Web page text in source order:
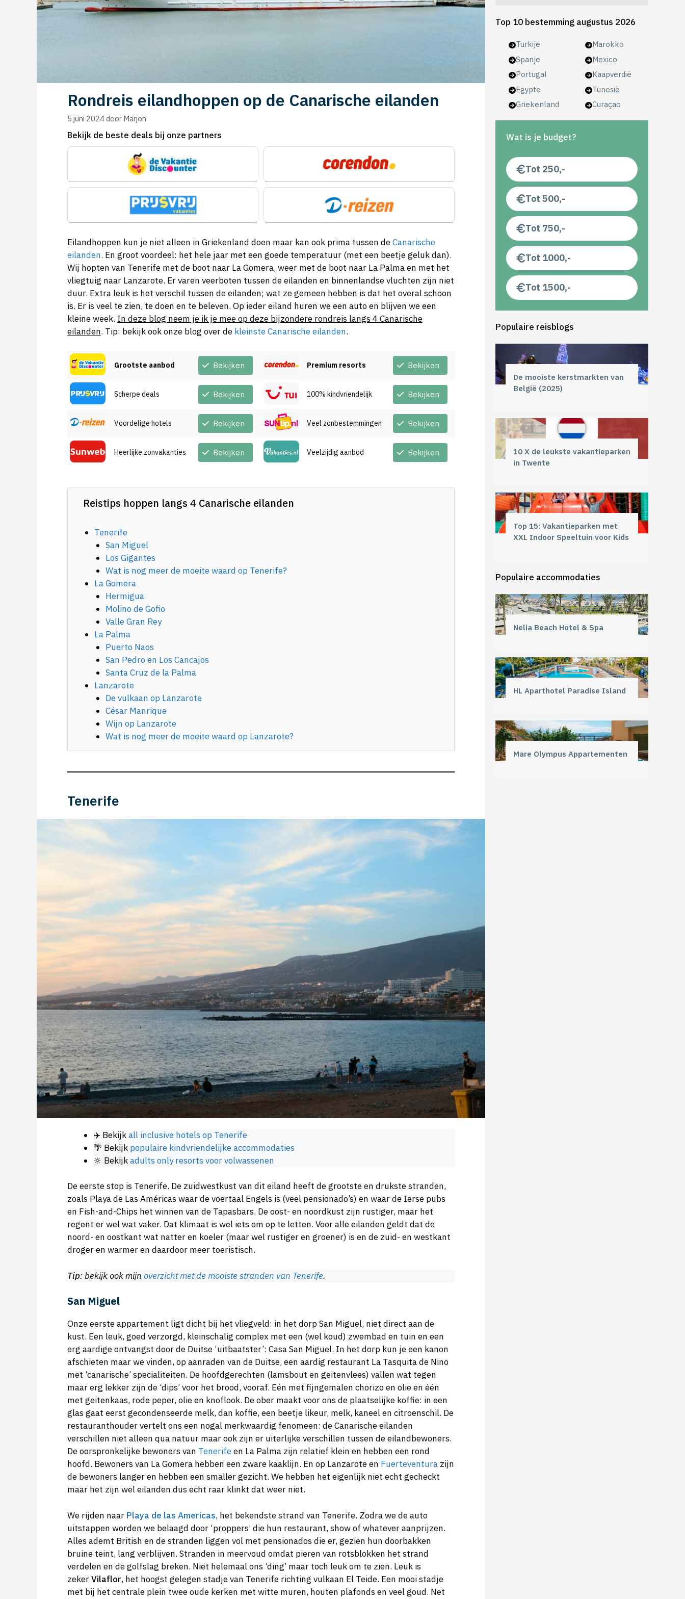
Rondreis eilandhoppen op de Canarische eilanden
5 juni 2024door Marjon
Bekijk de beste deals bij onze partners
Eilandhoppen kun je niet alleen in Griekenland doen maar kan ook prima tussen deCanarische
eilanden. En groot voordeel: het hele jaar met een goede temperatuur (met een beetje geluk dan).
Wij hopten van Tenerife met de boot naar La Gomera, weer met de boot naar La Palma en met het
vliegtuig naar Lanzarote. Er varen veerboten tussen de eilanden en binnenlandse vluchten zijn niet
duur. Extra leuk is het verschil tussen de eilanden; wat ze gemeen hebben is dat het overal schoon
is. Er is veel te zien, te doen en te beleven. Op ieder eiland huren we een auto en blijven we een
kleine week. In deze blog neem je ik je mee op deze bijzondere rondreis langs 4 Canarische
eilanden. Tip: bekijk ook onze blog over de kleinste Canarische eilanden.
Grootste aanbod Bekijken
Scherpe deals Bekijken
Voordelige hotels Bekijken
Heerlijke zonvakanties Bekijken
Premium resorts Bekijken
100% kindvriendelijk Bekijken
Veel zonbestemmingen Bekijken
Veelzijdig aanbod Bekijken
Reistips hoppen langs 4 Canarische eilanden
Tenerife
San Miguel
Los Gigantes
Wat is nog meer de moeite waard op Tenerife?
La Gomera
Hermigua
Molino de Gofio
Valle Gran Rey
La Palma
Puerto Naos
San Pedro en Los Cancajos
Santa Cruz de la Palma
Lanzarote
De vulkaan op Lanzarote
César Manrique
Wijn op Lanzarote
Wat is nog meer de moeite waard op Lanzarote?
Tenerife
✈️ Bekijkall inclusive hotels op Tenerife
🌴 Bekijk populaire kindvriendelijke accommodaties
🔆 Bekijkadults only resorts voor volwassenen
De eerste stop is Tenerife. De zuidwestkust van dit eiland heeft de grootste en drukste stranden,
zoals Playa de Las Américas waar de voertaal Engels is (veel pensionado’s) en waar de Ierse pubs
en Fish-and-Chips het winnen van de Tapasbars. De oost- en noordkust zijn rustiger, maar het
regent er wel wat vaker. Dat klimaat is wel iets om op te letten. Voor alle eilanden geldt dat de
noord- en oostkant wat natter en koeler (maar wel rustiger en groener) is en de zuid- en westkant
droger en warmer en daardoor meer toeristisch.
Tip: bekijk ook mijn overzicht met de mooiste stranden van Tenerife.
San Miguel
Onze eerste appartement ligt dicht bij het vliegveld: in het dorp San Miguel, niet direct aan de
kust. Een leuk, goed verzorgd, kleinschalig complex met een (wel koud) zwembad en tuin en een
erg aardige ontvangst door de Duitse ‘uitbaatster’: Casa San Miguel. In het dorp kun je een kanon
afschieten maar we vinden, op aanraden van de Duitse, een aardig restaurant La Tasquita de Nino
met ‘canarische’ specialiteiten. De hoofdgerechten (lamsbout en geitenvlees) vallen wat tegen
maar erg lekker zijn de ‘dips’ voor het brood, vooraf. Eén met fijngemalen chorizo en olie en één
met geitenkaas, rode peper, olie en knoflook. De ober maakt voor ons de plaatselijke koffie: in een
glas gaat eerst gecondenseerde melk, dan koffie, een beetje likeur, melk, kaneel en citroenschil. De
restauranthouder vertelt ons een nogal merkwaardig fenomeen: de Canarische eilanden
verschillen niet alleen qua natuur maar ook zijn er uiterlijke verschillen tussen de eilandbewoners.
De oorspronkelijke bewoners van Tenerifeen La Palma zijn relatief klein en hebben een rond
hoofd. Bewoners van La Gomera hebben een zware kaaklijn. En op Lanzarote en Fuerteventura zijn
de bewoners langer en hebben een smaller gezicht. We hebben het eigenlijk niet echt gecheckt
maar het zijn wel eilanden dus echt raar klinkt dat weer niet.
We rijden naar Playa de las Americas, het bekendste strand van Tenerife. Zodra we de auto
uitstappen worden we belaagd door ‘proppers’ die hun restaurant, show of whatever aanprijzen.
Alles ademt British en de stranden liggen vol met pensionados die er, gezien hun doorbakken
bruine teint, lang verblijven. Stranden in meervoud omdat pieren van rotsblokken het strand
verdelen en de golfslag breken. Niet helemaal ons ‘ding’ maar toch leuk om te zien. Leuk is
zekerVilaflor, het hoogst gelegen stadje van Tenerife richting vulkaan El Teide. Een mooi stadje
met bij het centrale plein twee oude kerken met witte muren, houten plafonds en veel goud. Net
Top 10 bestemming augustus 2026
Turkije
Spanje
Portugal
Egypte
Griekenland
Marokko
Mexico
Kaapverdië
Tunesië
Curaçao
Wat is je budget?
Tot 250,-
Tot 500,-
Tot 750,-
Tot 1000,-
Tot 1500,-
Populaire reisblogs
De mooiste kerstmarkten van
België (2025)
10 X de leukste vakantieparken
in Twente
Top 15: Vakantieparken met
XXL Indoor Speeltuin voor Kids
Populaire accommodaties
Nelia Beach Hotel & Spa
HL Aparthotel Paradise Island
Mare Olympus Appartementen